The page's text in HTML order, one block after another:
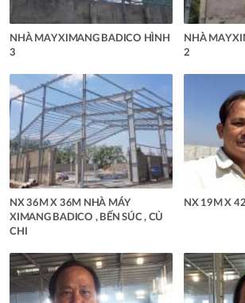
NHÀ MAY XIMANG BADICO HÌNH
3
NHÀ MAY
2
NX 36M X 36M NHÀ MÁY
XIMANG BADICO , BẾN SÚC , CỦ
CHI
NX 19M X